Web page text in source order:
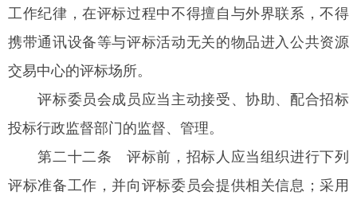
工作纪律，在评标过程中不得擅自与外界联系，不得
携带通讯设备等与评标活动无关的物品进入公共资源
交易中心的评标场所。
评标委员会成员应当主动接受、协助、配合招标
投标行政监督部门的监督、管理。
第二十二条 评标前，招标人应当组织进行下列
评标准备工作，并向评标委员会提供相关信息；采用